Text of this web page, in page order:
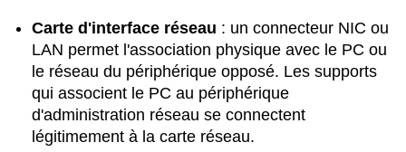
Carte d'interface réseau : un connecteur NIC ou
LAN permet l'association physique avec le PC ou
le réseau du périphérique opposé. Les supports
qui associent le PC au périphérique
d'administration réseau se connectent
légitimement à la carte réseau.